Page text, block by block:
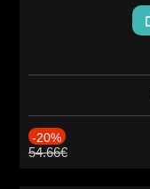
-20%
54.66€